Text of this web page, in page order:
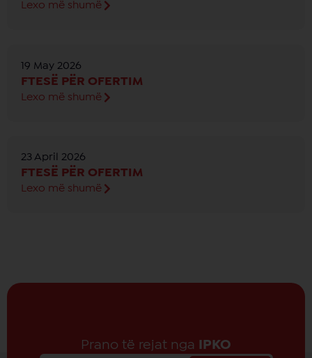
Lexo më shumë
19 May 2026
FTESË PËR OFERTIM
Lexo më shumë
23 April 2026
FTESË PËR OFERTIM
Lexo më shumë
Prano të rejat nga IPKO